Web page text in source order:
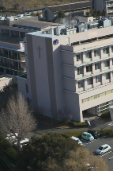
健
つ
周
急